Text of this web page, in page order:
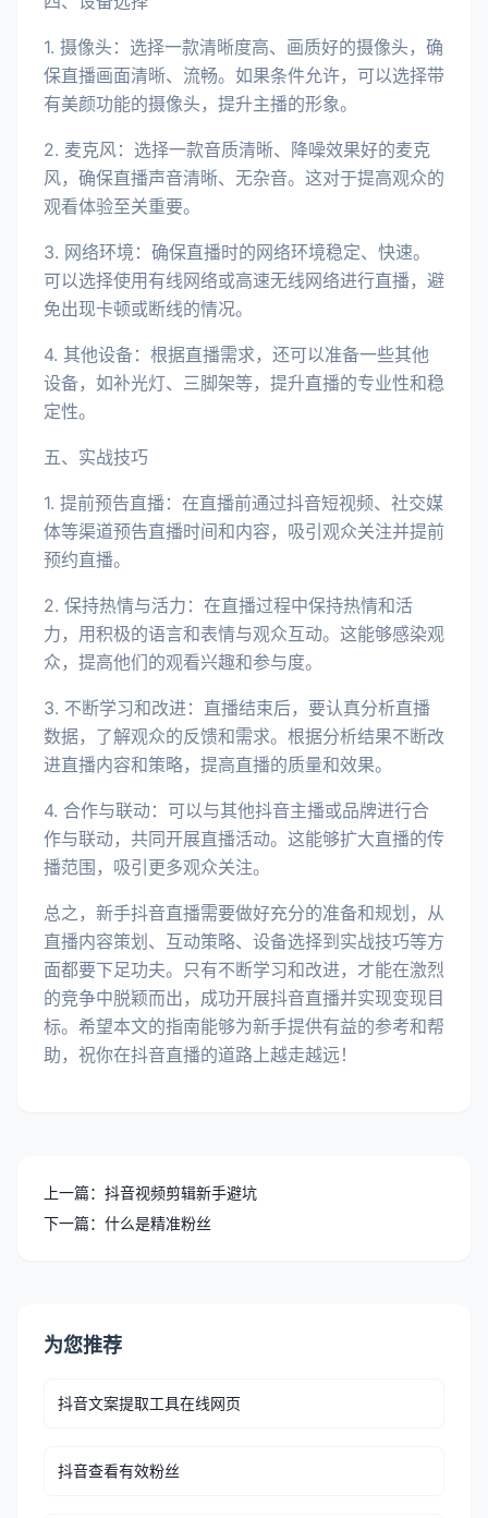
1. 摄像头：选择一款清晰度高、画质好的摄像头，确
保直播画面清晰、流畅。如果条件允许，可以选择带
有美颜功能的摄像头，提升主播的形象。
2. 麦克风：选择一款音质清晰、降噪效果好的麦克
风，确保直播声音清晰、无杂音。这对于提高观众的
观看体验至关重要。
3. 网络环境：确保直播时的网络环境稳定、快速。
可以选择使用有线网络或高速无线网络进行直播，避
免出现卡顿或断线的情况。
4. 其他设备：根据直播需求，还可以准备一些其他
设备，如补光灯、三脚架等，提升直播的专业性和稳
定性。
五、实战技巧
1. 提前预告直播：在直播前通过抖音短视频、社交媒
体等渠道预告直播时间和内容，吸引观众关注并提前
预约直播。
2. 保持热情与活力：在直播过程中保持热情和活
力，用积极的语言和表情与观众互动。这能够感染观
众，提高他们的观看兴趣和参与度。
3. 不断学习和改进：直播结束后，要认真分析直播
数据，了解观众的反馈和需求。根据分析结果不断改
进直播内容和策略，提高直播的质量和效果。
4. 合作与联动：可以与其他抖音主播或品牌进行合
作与联动，共同开展直播活动。这能够扩大直播的传
播范围，吸引更多观众关注。
总之，新手抖音直播需要做好充分的准备和规划，从
直播内容策划、互动策略、设备选择到实战技巧等方
面都要下足功夫。只有不断学习和改进，才能在激烈
的竞争中脱颖而出，成功开展抖音直播并实现变现目
标。希望本文的指南能够为新手提供有益的参考和帮
助，祝你在抖音直播的道路上越走越远！
上一篇：抖音视频剪辑新手避坑
下一篇：什么是精准粉丝
为您推荐
抖音文案提取工具在线网页
抖音查看有效粉丝